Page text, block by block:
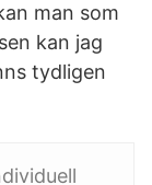
man som
kan jag
tydligen